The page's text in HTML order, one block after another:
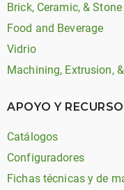
Brick, Ceramic, &
Food and Beverage
Vidrio
Machining, Extrusion,
APOYO Y
Catálogos
Configuradores
Fichas técnicas y de